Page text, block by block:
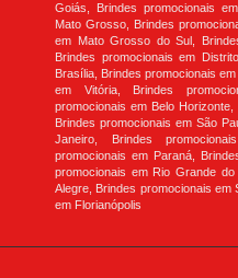
Goiás, Brindes promocionais
Mato Grosso, Brindes
em Mato Grosso do Sul,
Brindes promocionais em
Brasília, Brindes promocionais
em Vitória, Brindes
promocionais em Belo Horizonte,
Brindes promocionais em São
Janeiro, Brindes
promocionais em Paraná,
promocionais em Rio Grande
Alegre, Brindes promocionais em
em Florianópolis